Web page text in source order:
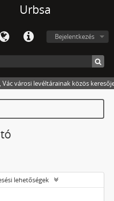
Urbsa
Bejelentkezés
városi levéltárainak közös
lehetőségek